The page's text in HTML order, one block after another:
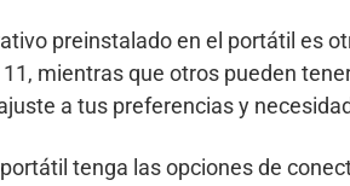
preinstalado en el portátil es
mientras que otros pueden
a tus preferencias y
tenga las opciones de